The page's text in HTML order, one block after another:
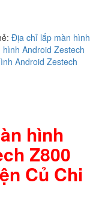
Địa chỉ lắp màn hình
hình Android Zestech
Android Zestech
hình
Z800
Củ Chi